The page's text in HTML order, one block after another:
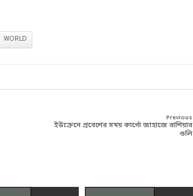
WORLD
Previous
ইউক্রেনে প্রবেশের সময় কার্গো জাহাজে রাশিয়ার
গুলি